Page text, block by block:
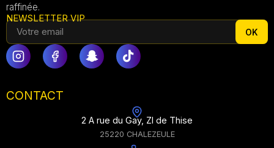
raffinée.
NEWSLETTER VIP
OK
CONTACT
2 A rue du Gay, ZI de Thise
25220 CHALEZEULE